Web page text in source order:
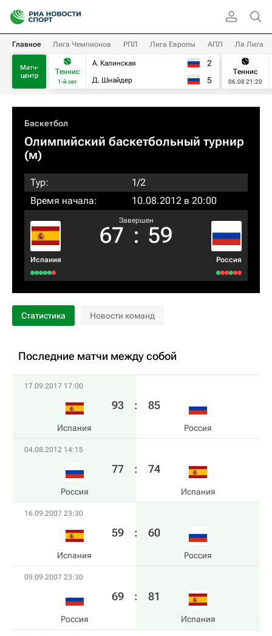
Главное Лига Чемпионов РПЛ Лига Европы АПЛ Ла Лига
Матч-
центр
Теннис
1-й сет
А. Калинская
Д. Шнайдер
2
5
Теннис
06.08 21:20
Баскетбол
Олимпийский баскетбольный турнир
(м)
Тур:
1/2
Время начала:
10.08.2012 в 20:00
Испания
Завершен
67 : 59
Россия
Статистика Новости команд
Последние матчи между собой
17.09.2017 17:00
Испания
93 : 85
Россия
04.08.2012 14:15
Россия
77 : 74
Испания
16.09.2007 23:30
Испания
59 : 60
Россия
09.09.2007 23:30
Россия
69 : 81
Испания